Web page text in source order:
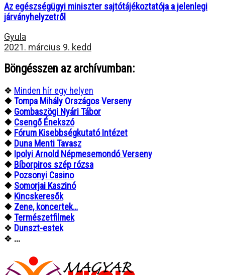
Az egészségügyi miniszter sajtótájékoztatója a jelenlegi
járványhelyzetről
Gyula
2021. március 9. kedd
Böngésszen az archívumban:
❖ Minden hír egy helyen
❖Tompa Mihály Országos Verseny
❖ Gombaszögi Nyári Tábor
❖ Csengő Énekszó
❖ Fórum Kisebbségkutató Intézet
❖ Duna Menti Tavasz
❖ Ipolyi Arnold Népmesemondó Verseny
❖ Bíborpiros szép rózsa
❖ Pozsonyi Casino
❖ Somorjai Kaszinó
❖ Kincskeresők
❖ Zene, koncertek…
❖Természetfilmek
❖ Dunszt-estek
❖ ...